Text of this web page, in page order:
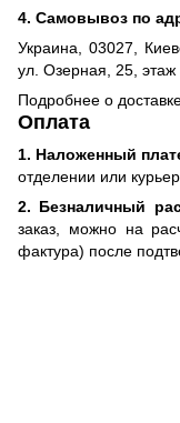
4. Самовывоз по
Украина, 03027,
ул. Озерная, 25, этаж
Подробнее о
Оплата
1. Наложенный
отделении или
2. Безналичный
заказ, можно на
фактура) после